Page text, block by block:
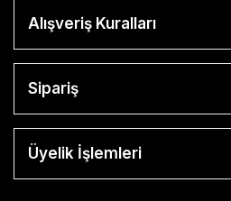
Alışveriş Kuralları
Sipariş
Üyelik İşlemleri